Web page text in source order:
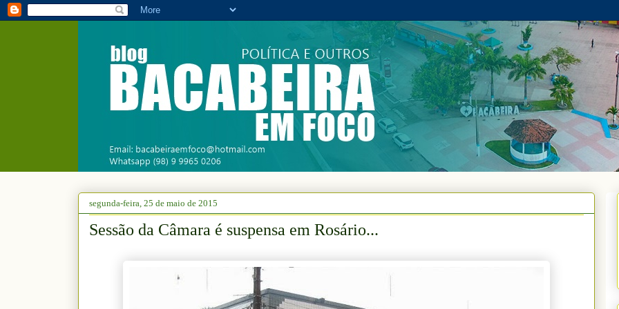
segunda-feira, 25 de maio de 2015
Sessão da Câmara é suspensa em Rosário...